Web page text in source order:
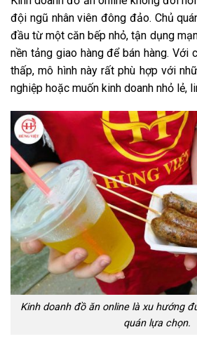
đội ngũ nhân viên đông đảo. Chủ
đầu từ một căn bếp nhỏ, tận dụng
nền tảng giao hàng để bán hàng. Với
thấp, mô hình này rất phù hợp với
nghiệp hoặc muốn kinh doanh nhỏ lẻ,
Kinh doanh đồ ăn online là xu hướng
quán lựa chọn.